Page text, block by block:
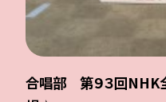
合唱部 第９３回NHK